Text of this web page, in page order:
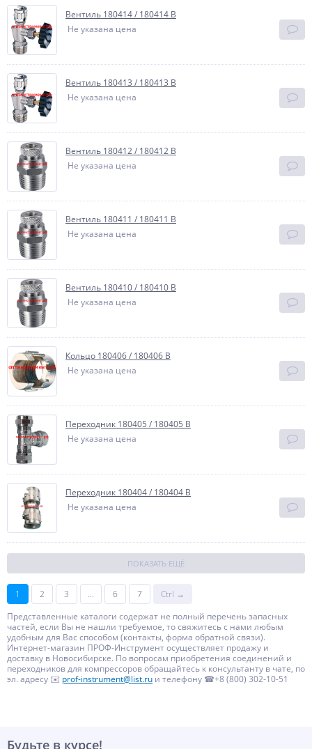
Вентиль 180414 / 180414 В
Не указана цена
Вентиль 180413 / 180413 В
Не указана цена
Вентиль 180412 / 180412 В
Не указана цена
Вентиль 180411 / 180411 В
Не указана цена
Вентиль 180410 / 180410 В
Не указана цена
Кольцо 180406 / 180406 В
Не указана цена
Переходник 180405 / 180405 В
Не указана цена
Переходник 180404 / 180404 В
Не указана цена
ПОКАЗАТЬ ЕЩЁ
1 2 3 ... 6 7
Ctrl →
Представленные каталоги содержат не полный перечень запасных
частей, если Вы не нашли требуемое, то свяжитесь с нами любым
удобным для Вас способом (контакты, форма обратной связи).
Интернет-магазин ПРОФ-Инструмент осуществляет продажу и
доставку в Новосибирске. По вопросам приобретения соединений и
переходников для компрессоров обращайтесь к консультанту в чате, по
эл. адресу ✉️ prof-instrument@list.ru и телефону ☎+8 (800) 302-10-51
Будьте в курсе!